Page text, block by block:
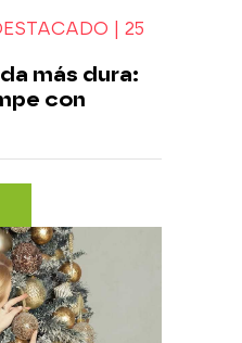
| 25
más dura:
con